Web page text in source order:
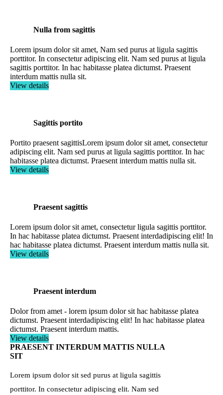
Nulla from sagittis
Lorem ipsum dolor sit amet, Nam sed purus at ligula sagittis
porttitor. In consectetur adipiscing elit. Nam sed purus at ligula
sagittis porttitor. In hac habitasse platea dictumst. Praesent
interdum mattis nulla sit.
View details
Sagittis portito
Portito praesent sagittisLorem ipsum dolor sit amet, consectetur
adipiscing elit. Nam sed purus at ligula sagittis porttitor. In hac
habitasse platea dictumst. Praesent interdum mattis nulla sit.
View details
Praesent sagittis
Lorem ipsum dolor sit amet, consectetur ligula sagittis porttitor.
In hac habitasse platea dictumst. Praesent interdadipiscing elit! In
hac habitasse platea dictumst. Praesent interdum mattis nulla sit.
View details
Praesent interdum
Dolor from amet - lorem ipsum dolor sit hac habitasse platea
dictumst. Praesent interdadipiscing elit! In hac habitasse platea
dictumst. Praesent interdum mattis.
View details
PRAESENT INTERDUM MATTIS NULLA
SIT
Lorem ipsum dolor sit sed purus at ligula sagittis
porttitor. In consectetur adipiscing elit. Nam sed